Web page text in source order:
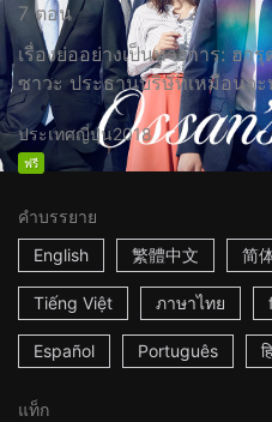
7 ตอน
เรื่องย่ออย่างเป็นทางการ: ฮ
ซาวะ ประธานบริษัทเหมือนจะ
ประเทศญี่ปุ่น2018
ฟรี
คำบรรยาย
English
繁體中文 简
Tiếng Việt ภาษาไทย
Español Português
แท็ก